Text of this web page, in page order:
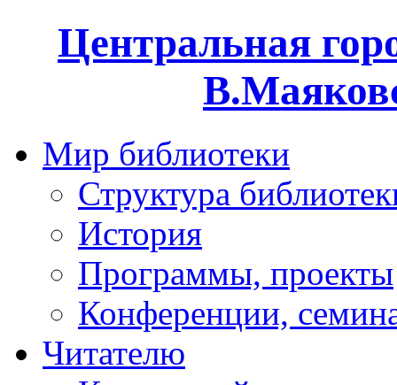
Центральная
Мир библиотеки
Структура
История
Программы, проекты
Конференции,
Читателю